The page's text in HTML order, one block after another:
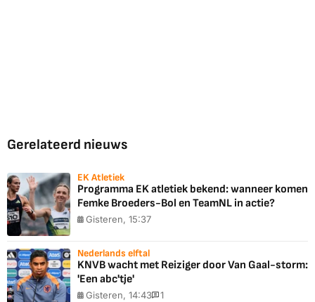
Gerelateerd nieuws
EK Atletiek
Programma EK atletiek bekend: wanneer komen
Femke Broeders-Bol en TeamNL in actie?
Gisteren, 15:37
Nederlands elftal
KNVB wacht met Reiziger door Van Gaal-storm:
'Een abc'tje'
Gisteren, 14:43 1